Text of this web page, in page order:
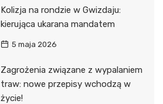
Kolizja na rondzie w Gwizdaju:
kierująca ukarana mandatem
5 maja 2026
Zagrożenia związane z wypalaniem
traw: nowe przepisy wchodzą w
życie!